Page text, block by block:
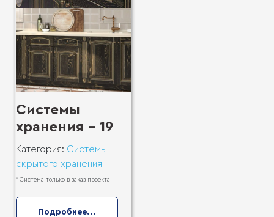
Системы
хранения - 19
Категория: Системы
скрытого хранения
* Система только в заказ проекта
Подробнее...